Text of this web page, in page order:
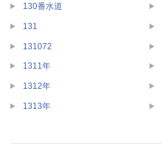
130番水道
131
131072
1311年
1312年
1313年